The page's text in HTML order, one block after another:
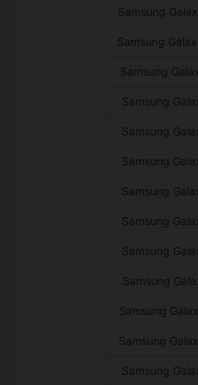
Samsung
Samsung
Samsung
Samsung
Samsung
Samsung
Samsung
Samsung
Samsung
Samsung
Samsung
Samsung
Samsung